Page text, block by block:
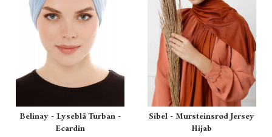
Belinay - Lyseblå Turban -
Ecardin
Sibel - Mursteinsrød Jersey
Hijab